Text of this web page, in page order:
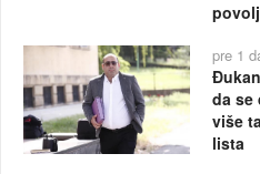
pre 1
da se
više
lista